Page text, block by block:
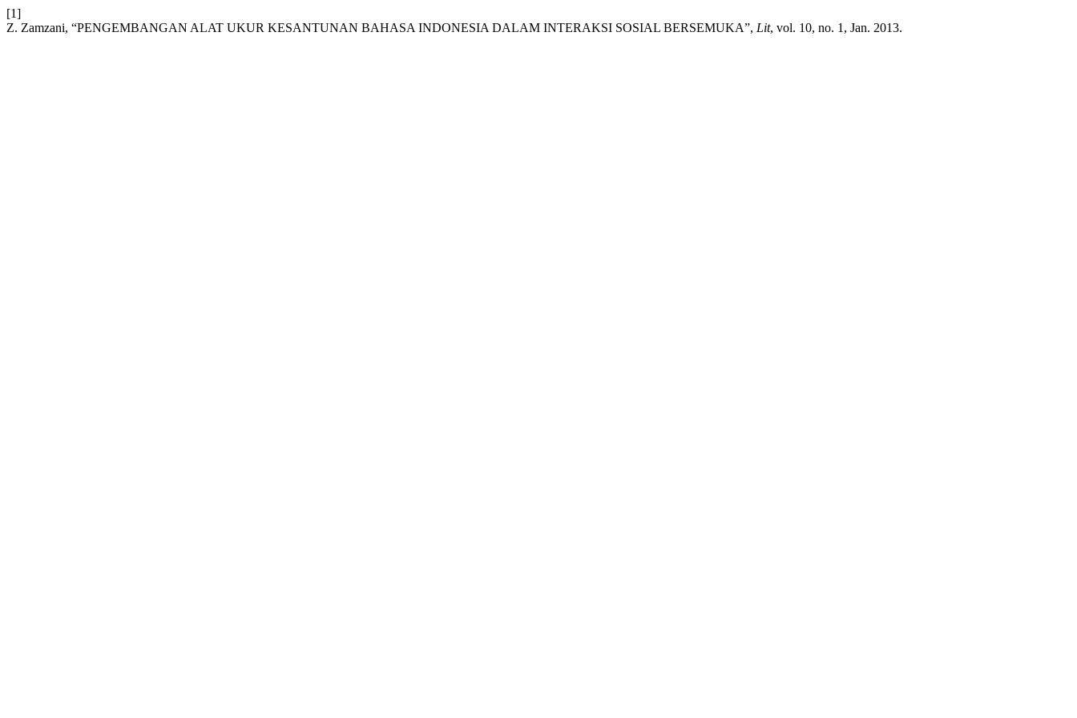
[1]
Z. Zamzani, “PENGEMBANGAN ALAT UKUR KESANTUNAN BAHASA INDONESIA DALAM INTERAKSI SOSIAL BERSEMUKA”, Lit, vol. 10, no. 1, Jan. 2013.